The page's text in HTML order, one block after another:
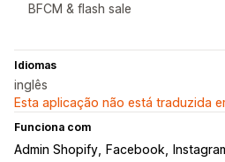
BFCM & flash sale
Idiomas
inglês
Esta aplicação não está traduzida
Funciona com
Admin Shopify Facebook